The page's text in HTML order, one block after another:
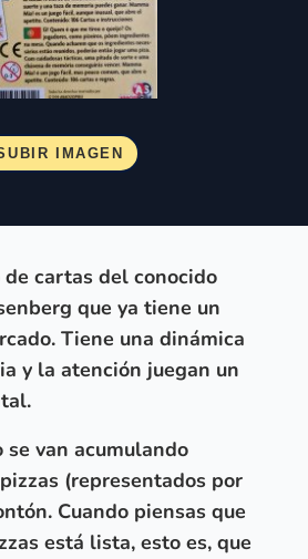
de cartas del conocido
que ya tiene un
Tiene una dinámica
y la atención juegan un
van acumulando
(representados por
Cuando piensas que
está lista, esto es, que